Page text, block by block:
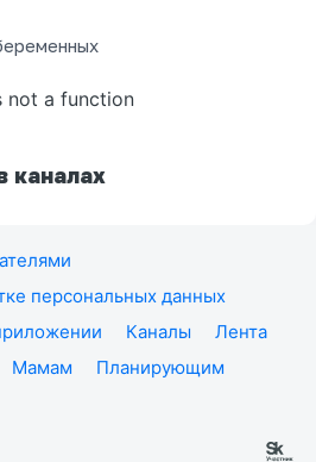
not a function
каналах
персональных данных
Каналы
Лента
Мамам
Планирующим